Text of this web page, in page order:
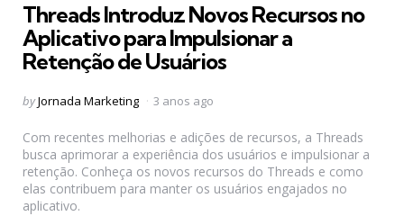
Threads Introduz Novos Recursos no
Aplicativo para Impulsionar a
Retenção de Usuários
Posted
byJornada Marketing 3 anos ago
Com recentes melhorias e adições de recursos, a Threads
busca aprimorar a experiência dos usuários e impulsionar a
retenção. Conheça os novos recursos do Threads e como
elas contribuem para manter os usuários engajados no
aplicativo.